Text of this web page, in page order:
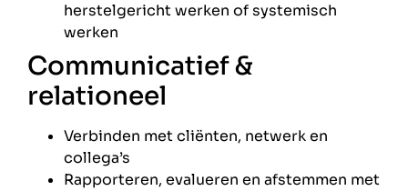
herstelgericht werken of systemisch
werken
Communicatief &
relationeel
Verbinden met cliënten, netwerk en
collega’s
Rapporteren, evalueren en afstemmen met